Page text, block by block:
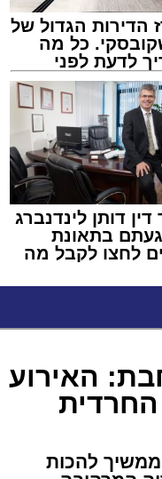
הדירות הגדול של
כל מה
לדעת לפני
הצעה לדירה
דין דותן לינדנברג
בתאונת
לחצו לקבל מה
האירוע
להכות